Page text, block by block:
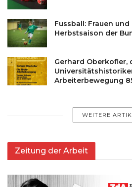
Fussball: Frauen
Herbstsaison der
Gerhard Oberkofler,
Arbeiterbewegung
WEITERE
Zeitung der Arbeit